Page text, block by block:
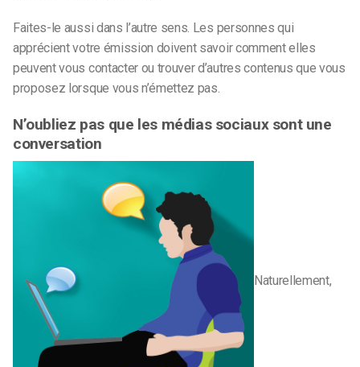
Faites-le aussi dans l’autre sens. Les personnes qui
apprécient votre émission doivent savoir comment elles
peuvent vous contacter ou trouver d’autres contenus que vous
proposez lorsque vous n’émettez pas.
N’oubliez pas que les médias sociaux sont une
conversation
Naturellement,